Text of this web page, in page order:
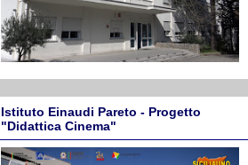
Istituto Einaudi Pareto - Progetto
"Didattica Cinema"